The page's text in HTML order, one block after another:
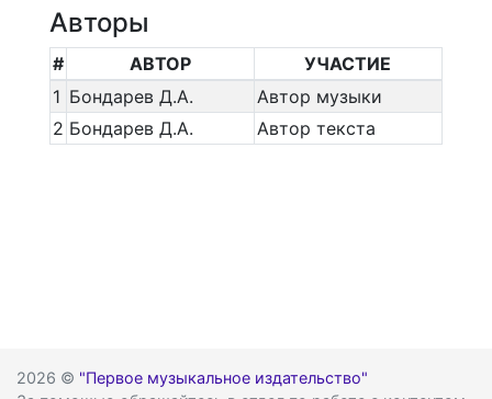
Авторы
# АВТОР
УЧАСТИЕ
1 Бондарев Д.А.
Автор музыки
2 Бондарев Д.А. Автор текста
2026 © "Первое музыкальное издательство"